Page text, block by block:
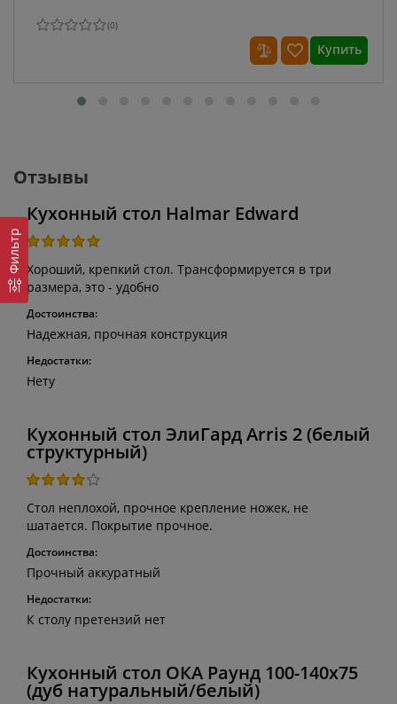
Фильтр
(0)
Купить
Отзывы
Кухонный стол Halmar Edward
Хороший, крепкий стол. Трансформируется в три
размера, это - удобно
Достоинства:
Надежная, прочная конструкция
Недостатки:
Нету
Кухонный стол ЭлиГард Arris 2 (белый
структурный)
Стол неплохой, прочное крепление ножек, не
шатается. Покрытие прочное.
Достоинства:
Прочный аккуратный
Недостатки:
К столу претензий нет
Кухонный стол ОКА Раунд 100-140x75
(дуб натуральный/белый)